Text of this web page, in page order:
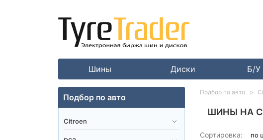
Шины Диски Б/У
ШИНЫ НА
Сортировка:
Подбор по авто
Подбор по авто